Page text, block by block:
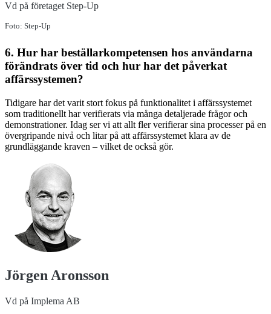
Vd på företaget Step-Up
Foto: Step-Up
6. Hur har beställarkompetensen hos användarna
förändrats över tid och hur har det påverkat
affärssystemen?
Tidigare har det varit stort fokus på funktionalitet i affärssystemet
som traditionellt har verifierats via många detaljerade frågor och
demonstrationer. Idag ser vi att allt fler verifierar sina processer på en
övergripande nivå och litar på att affärssystemet klara av de
grundläggande kraven – vilket de också gör.
Jörgen Aronsson
Vd på Implema AB